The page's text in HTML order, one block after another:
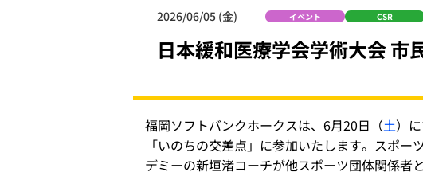
2026/06/05 (金) イベント CSR
日本緩和医療学会学術大会 市
福岡ソフトバンクホークスは、6月20日（土）
「いのちの交差点」に参加いたします。スポ
デミーの新垣渚コーチが他スポーツ団体関係者